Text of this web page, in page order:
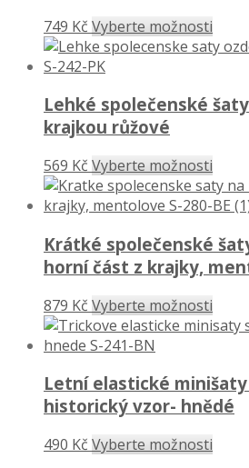
749 Kč Vyberte možnosti
Lehké společenské
krajkou růžové
569 Kč Vyberte možnosti
Krátké společenské
horní část z krajky,
879 Kč Vyberte možnosti
Letní elastické
historický vzor- hnědé
490 Kč Vyberte možnosti